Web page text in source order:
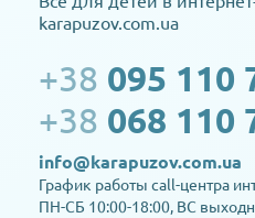
karapuzov.com.ua
+38 095 110
+38 068 110
info@karapuzov.com.ua
График работы call-центра
ПН-СБ 10:00-18:00, ВС